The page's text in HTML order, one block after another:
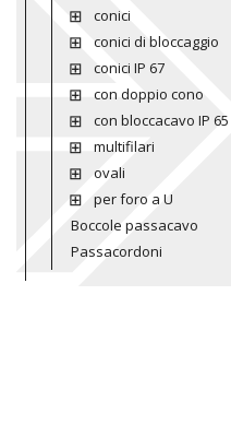
conici
conici di bloccaggio
conici IP 67
con doppio cono
con bloccacavo IP 65
multifilari
ovali
per foro a U
Boccole passacavo
Passacordoni